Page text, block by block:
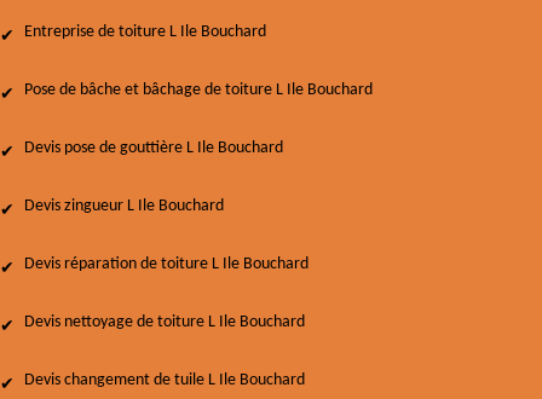
Entreprise de toiture L Ile Bouchard
Pose de bâche et bâchage de toiture L Ile Bouchard
Devis pose de gouttière L Ile Bouchard
Devis zingueur L Ile Bouchard
Devis réparation de toiture L Ile Bouchard
Devis nettoyage de toiture L Ile Bouchard
Devis changement de tuile L Ile Bouchard